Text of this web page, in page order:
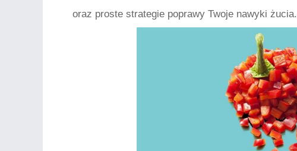
oraz proste strategie poprawy Twoje nawyki żucia.